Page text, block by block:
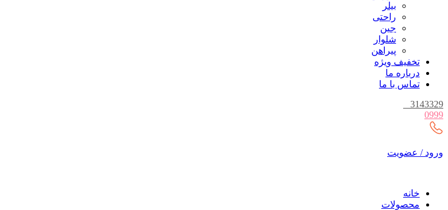
بیلر
راحتی
جین
شلوار
پیراهن
تخفیف ویژه
درباره ما
تماس با ما
3143329
0999
ورود / عضویت
خانه
محصولات